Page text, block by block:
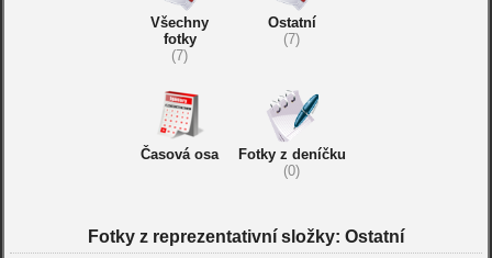
Všechny
fotky
(7)
Ostatní
(7)
Časová osa
Fotky z deníčku
(0)
Fotky z reprezentativní složky: Ostatní